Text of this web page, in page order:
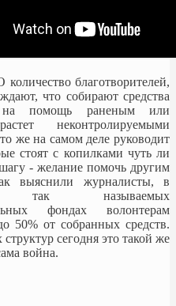
благотворителей,
что собирают средства
помощь раненым или
неконтролируемыми
же на самом деле руководит
стоят с копилками чуть ли
- желание помочь другим
выяснили журналисты, в
так называемых
фондах волонтерам
50% от собранных средств.
сегодня это такой же
война.